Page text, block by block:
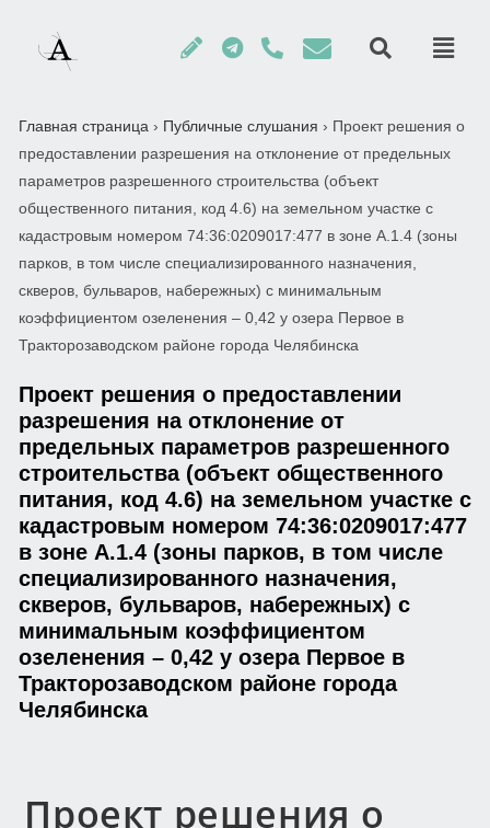
Главная страница › Публичные слушания › Проект решения о
предоставлении разрешения на отклонение от предельных
параметров разрешенного строительства (объект
общественного питания, код 4.6) на земельном участке с
кадастровым номером 74:36:0209017:477 в зоне А.1.4 (зоны
парков, в том числе специализированного назначения,
скверов, бульваров, набережных) с минимальным
коэффициентом озеленения – 0,42 у озера Первое в
Тракторозаводском районе города Челябинска
Проект решения о предоставлении
разрешения на отклонение от
предельных параметров разрешенного
строительства (объект общественного
питания, код 4.6) на земельном участке с
кадастровым номером 74:36:0209017:477
в зоне А.1.4 (зоны парков, в том числе
специализированного назначения,
скверов, бульваров, набережных) с
минимальным коэффициентом
озеленения – 0,42 у озера Первое в
Тракторозаводском районе города
Челябинска
Проект решения о